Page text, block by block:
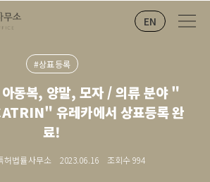
EN
#상표등록
동복, 양말, 모자 / 의류 분야 "
유레카에서 상표등록 완
료!
허법률사무소 2023.06.16 조회수994